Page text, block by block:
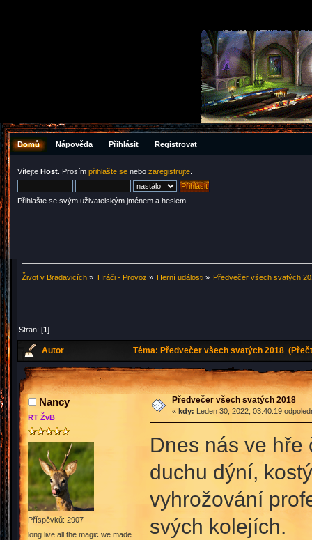
Domů Nápověda Přihlásit Registrovat
Vítejte Host . Prosím přihlašte se nebo zaregistrujte
Přihlašte se svým uživatelským jménem a heslem.
Život v Bradavicích » Hráči - Provoz » Herní události» Předvečer všech svatých
Stran: [1]
Autor Téma: Předvečer všech svatých 2018
Nancy
RT ŽvB
Příspěvků: 2907
long live all the magic we made
Předvečer všech svatých 2018
« kdy: Leden 30, 2022, 03:40:19
Dnes nás ve hře
duchu dýní,
vyhrožování
svých kolejích.